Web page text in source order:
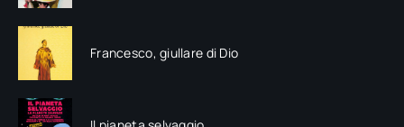
Francesco, giullare di Dio